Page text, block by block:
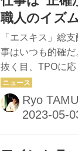
職人のイズ
ンジ、タオ
Supply」
「エスキス」総
事はいつも的確
抜く目、TPOに
仕事に使うツー
ラスタオル』は数
います。気に入っ
Ryo